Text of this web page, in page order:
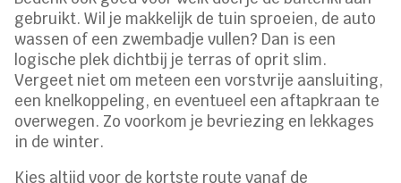
gebruikt. Wil je makkelijk de tuin sproeien, de auto
wassen of een zwembadje vullen? Dan is een
logische plek dichtbij je terras of oprit slim.
Vergeet niet om meteen een vorstvrije aansluiting,
een knelkoppeling, en eventueel een aftapkraan te
overwegen. Zo voorkom je bevriezing en lekkages
in de winter.
Kies altijd voor de kortste route vanaf de